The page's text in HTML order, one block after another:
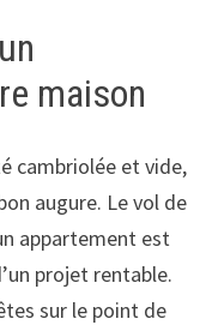
maison
cambriolée et vide,
augure. Le vol de
appartement est
projet rentable.
sur le point de